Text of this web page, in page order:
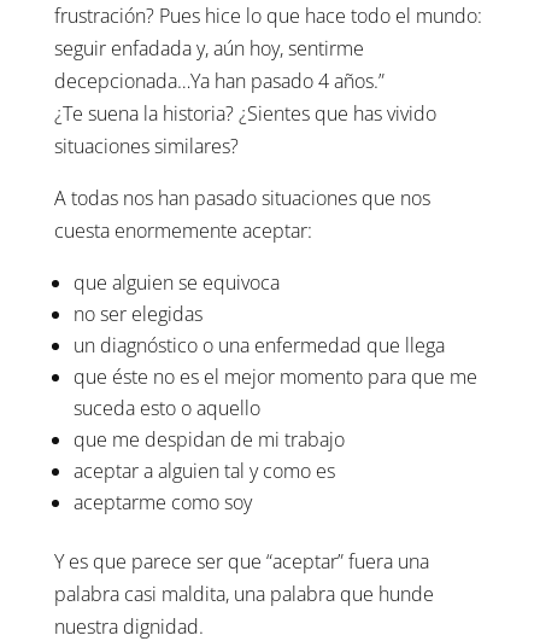
frustración? Pues hice lo que hace todo el mundo:
seguir enfadada y, aún hoy, sentirme
decepcionada…Ya han pasado 4 años.”
¿Te suena la historia? ¿Sientes que has vivido
situaciones similares?
A todas nos han pasado situaciones que nos
cuesta enormemente aceptar:
que alguien se equivoca
no ser elegidas
un diagnóstico o una enfermedad que llega
que éste no es el mejor momento para que me
suceda esto o aquello
que me despidan de mi trabajo
aceptar a alguien tal y como es
aceptarme como soy
Y es que parece ser que “aceptar” fuera una
palabra casi maldita, una palabra que hunde
nuestra dignidad.